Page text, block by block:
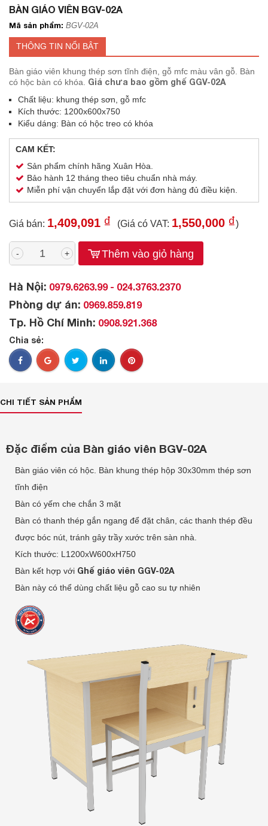
BÀN GIÁO VIÊN BGV-02A
Mã sản phẩm: BGV-02A
THÔNG TIN NỔI BẬT
Bàn giáo viên khung thép sơn tĩnh điện, gỗ mfc màu vân gỗ. Bàn
có hộc bàn có khóa. Giá chưa bao gồm ghế GGV-02A
Chất liệu: khung thép sơn, gỗ mfc
Kích thước: 1200x600x750
Kiểu dáng: Bàn có hộc treo có khóa
CAM KẾT:
Sản phẩm chính hãng Xuân Hòa.
Bảo hành 12 tháng theo tiêu chuẩn nhà máy.
Miễn phí vận chuyển lắp đặt với đơn hàng đủ điều kiện.
Giá bán: 1,409,091 ₫ (Giá có VAT: 1,550,000 ₫)
- + Thêm vào giỏ hàng
Hà Nội: 0979.6263.99 - 024.3763.2370
Phòng dự án: 0969.859.819
Tp. Hồ Chí Minh: 0908.921.368
Chia sẻ:
CHI TIẾT SẢN PHẨM
Đặc điểm của Bàn giáo viên BGV-02A
Bàn giáo viên có hộc. Bàn khung thép hộp 30x30mm thép sơn
tĩnh điện
Bàn có yếm che chắn 3 mặt
Bàn có thanh thép gắn ngang để đặt chân, các thanh thép đều
được bóc nút, tránh gây trầy xước trên sàn nhà.
Kích thước: L1200xW600xH750
Bàn kết hợp với Ghế giáo viên GGV-02A
Bàn này có thể dùng chất liệu gỗ cao su tự nhiên